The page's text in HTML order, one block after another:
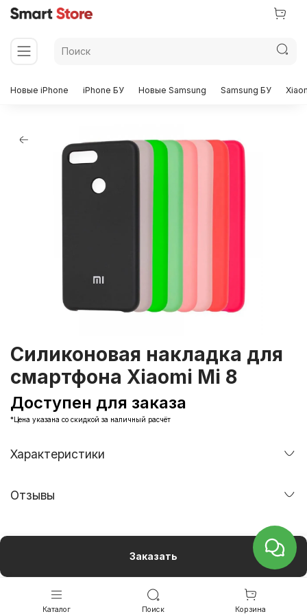
Новые iPhone iPhone БУ Новые Samsung Samsung БУ
Силиконовая накладка для
смартфона Xiaomi Mi 8
Доступен для заказа
*Цена указана со скидкой за наличный расчёт
Заказать
Характеристики
Отзывы
Каталог Поиск Корзина